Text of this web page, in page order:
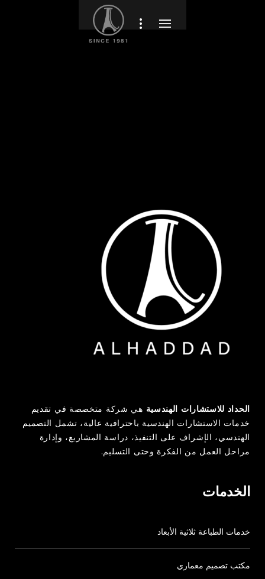
الخدمات
خدمات الطباعة ثلاثية الأبعاد
مكتب تصميم معماري
الحداد للاستشارات الهندسية هي شركة متخصصة في تقديم
خدمات الاستشارات الهندسية باحترافية عالية، تشمل التصميم
الهندسي، الإشراف على التنفيذ، دراسة المشاريع، وإدارة
مراحل العمل من الفكرة وحتى التسليم.